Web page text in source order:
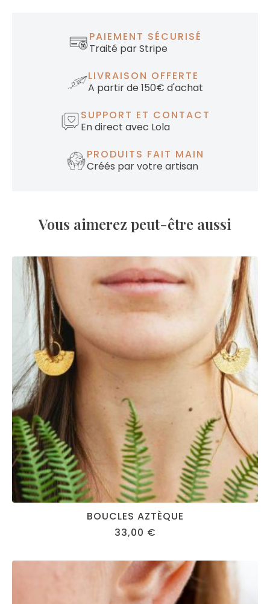
PAIEMENT SÉCURISÉ
Traité par Stripe
LIVRAISON OFFERTE
A partir de 150€ d'achat
SUPPORT ET CONTACT
En direct avec Lola
PRODUITS FAIT MAIN
Créés par votre artisan
Vous aimerez peut-être aussi
BOUCLES AZTÈQUE
33,00 €